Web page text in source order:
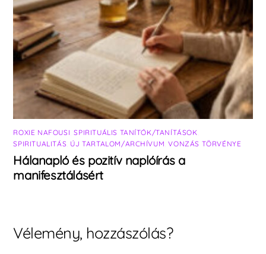
ROXIE NAFOUSI ,SPIRITUÁLIS TANÍTÓK/TANÍTÁSOK
SPIRITUALITÁS ÚJ TARTALOM/ARCHÍVUM ,VONZÁS TÖRVÉNYE
Hálanapló és pozitív naplóírás a
manifesztálásért
Vélemény, hozzászólás?